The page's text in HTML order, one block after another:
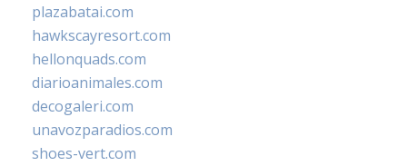
plazabatai.com
hawkscayresort.com
hellonquads.com
diarioanimales.com
decogaleri.com
unavozparadios.com
shoes-vert.com